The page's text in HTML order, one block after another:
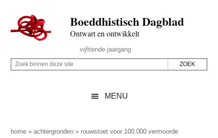
naar
de
inhoud
secondary
naar
de
sidebar
naar
de
Boeddhistisch Dagblad
Ontwart en ontwikkelt
Rechts
vijftiende jaargang
Z
p
Z
i
MENU
home »achtergronden » rouwstoet voor 100.000 vermoorde